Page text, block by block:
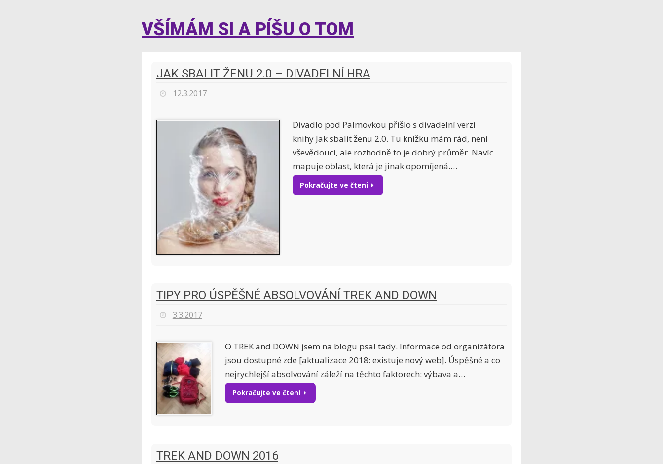
VŠÍMÁM SI A PÍŠU O TOM
JAK SBALIT ŽENU 2.0 – DIVADELNÍ HRA
12.3.2017
Divadlo pod Palmovkou přišlo s divadelní verzí
knihy Jak sbalit ženu 2.0. Tu knížku mám rád, není
vševědoucí, ale rozhodně to je dobrý průměr. Navíc
mapuje oblast, která je jinak opomíjená.…
Pokračujte ve čtení
TIPY PRO ÚSPĚŠNÉ ABSOLVOVÁNÍ TREK AND DOWN
3.3.2017
O TREK and DOWN jsem na blogu psal tady. Informace od organizátora
jsou dostupné zde [aktualizace 2018: existuje nový web]. Úspěšné a co
nejrychlejší absolvování záleží na těchto faktorech: výbava a…
Pokračujte ve čtení
TREK AND DOWN 2016